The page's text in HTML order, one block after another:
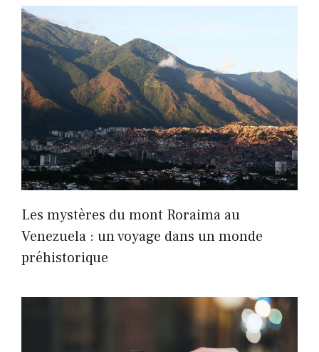
Les mystères du mont Roraima au
Venezuela : un voyage dans un monde
préhistorique